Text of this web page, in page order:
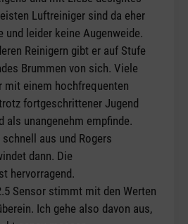
Luftreiniger sind da eher
und leider keine Augenweide.
Reinigern gibt er auf Stufe
Brummen von sich. Viele
mit einem hochfrequenten
fortgeschrittener Jugend
als unangenehm empfinde.
aus und Rogers
dann. Die
hervorragend.
Sensor stimmt mit den Werten
Ich gehe also davon aus,